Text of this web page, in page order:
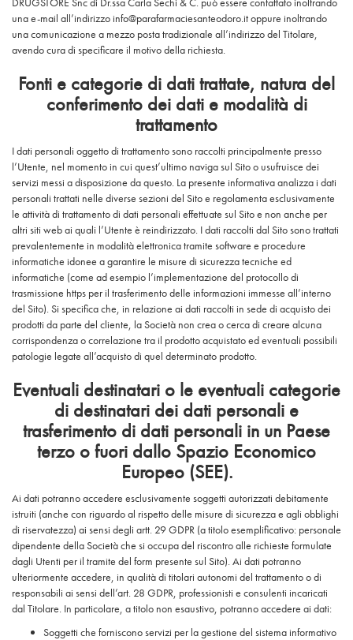
una e-mail all’indirizzo info@parafarmaciesanteodoro.it oppure inoltrando
una comunicazione a mezzo posta tradizionale all’indirizzo del Titolare,
avendo cura di specificare il motivo della richiesta.
Fonti e categorie di dati trattate, natura del
conferimento dei dati e modalità di
trattamento
I dati personali oggetto di trattamento sono raccolti principalmente presso
l’Utente, nel momento in cui quest’ultimo naviga sul Sito o usufruisce dei
servizi messi a disposizione da questo. La presente informativa analizza i dati
personali trattati nelle diverse sezioni del Sito e regolamenta esclusivamente
le attività di trattamento di dati personali effettuate sul Sito e non anche per
altri siti web ai quali l’Utente è reindirizzato. I dati raccolti dal Sito sono trattati
prevalentemente in modalità elettronica tramite software e procedure
informatiche idonee a garantire le misure di sicurezza tecniche ed
informatiche (come ad esempio l’implementazione del protocollo di
trasmissione https per il trasferimento delle informazioni immesse all’interno
del Sito). Si specifica che, in relazione ai dati raccolti in sede di acquisto dei
prodotti da parte del cliente, la Società non crea o cerca di creare alcuna
corrispondenza o correlazione tra il prodotto acquistato ed eventuali possibili
patologie legate all’acquisto di quel determinato prodotto.
Eventuali destinatari o le eventuali categorie
di destinatari dei dati personali e
trasferimento di dati personali in un Paese
terzo o fuori dallo Spazio Economico
Europeo (SEE).
Ai dati potranno accedere esclusivamente soggetti autorizzati debitamente
istruiti (anche con riguardo al rispetto delle misure di sicurezza e agli obblighi
di riservatezza) ai sensi degli artt. 29 GDPR (a titolo esemplificativo: personale
dipendente della Società che si occupa del riscontro alle richieste formulate
dagli Utenti per il tramite del form presente sul Sito). Ai dati potranno
ulteriormente accedere, in qualità di titolari autonomi del trattamento o di
responsabili ai sensi dell’art. 28 GDPR, professionisti e consulenti incaricati
dal Titolare. In particolare, a titolo non esaustivo, potranno accedere ai dati:
Soggetti che forniscono servizi per la gestione del sistema informativo